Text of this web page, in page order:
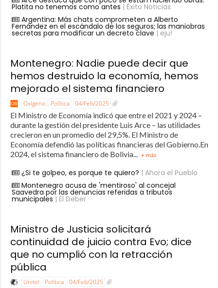
Platita no tenemos como antes | Éxito Noticias
Argentina: Más chats comprometen a Alberto
Fernández en el escándalo de los seguros; las maniobras
secretas para modificar un decreto clave | eju!
Montenegro: Nadie puede decir que
hemos destruido la economía, hemos
mejorado el sistema financiero
Oxígeno Política 04/Feb/2025
El Ministro de Economía indicó que entre el 2021 y 2024 –
durante la gestión del presidente Luis Arce – las utilidades
crecieron en un promedio del 29,5%. El Ministro de
Economía defendió las políticas financieras del Gobierno.En
2024, el sistema financiero de Bolivia... + más
¿Si te golpeo, es porque te quiero? | Ahora el Pueblo
Montenegro acusa de 'mentiroso' al concejal
Saavedra por las denuncias referidas a tributos
municipales | El Deber
Ministro de Justicia solicitará
continuidad de juicio contra Evo; dice
que no cumplió con la retracción
pública
Unitel Política 04/Feb/2025